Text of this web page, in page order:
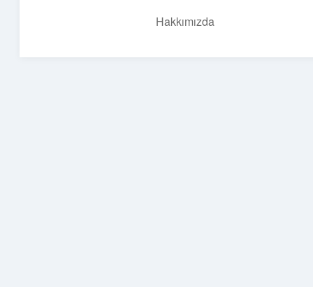
Hakkımızda